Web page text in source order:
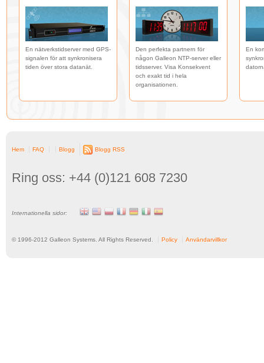
En nätverkstidserver med GPS-
signalen för att synkronisera
tiden över stora datanät.
Den perfekta partnern för
någon Galleon NTP-server eller
tidsserver. Visa Konsekvent
och exakt tid i hela
organisationen.
En
Hem FAQ Blogg Blogg RSS
Ring oss: +44 (0)121 608 7230
Internationella sidor:
© 1996-2012 Galleon Systems. All Rights Reserved. Policy Användarvillkor